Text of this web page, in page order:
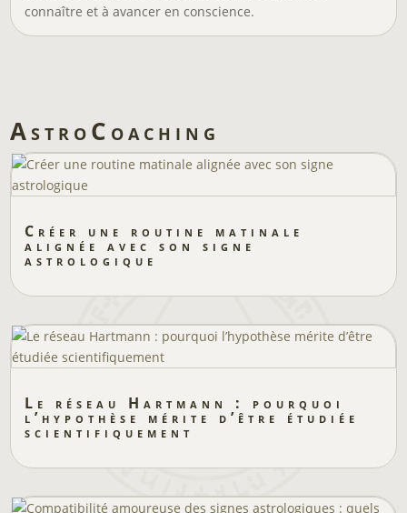
connaître et à avancer en conscience.
AstroCoaching
Créer une routine matinale
alignée avec son signe
astrologique
Le réseau Hartmann : pourquoi
l’hypothèse mérite d’être étudiée
scientifiquement